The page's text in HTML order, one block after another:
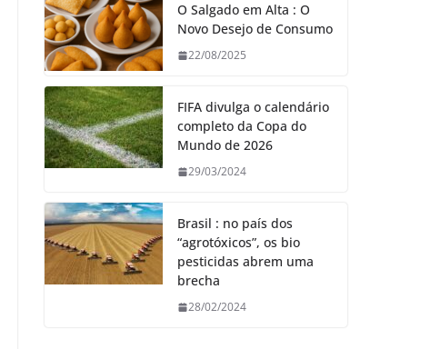
O Salgado em Alta : O
Novo Desejo de Consumo
22/08/2025
FIFA divulga o calendário
completo da Copa do
Mundo de 2026
29/03/2024
Brasil : no país dos
“agrotóxicos”, os bio
pesticidas abrem uma
brecha
28/02/2024